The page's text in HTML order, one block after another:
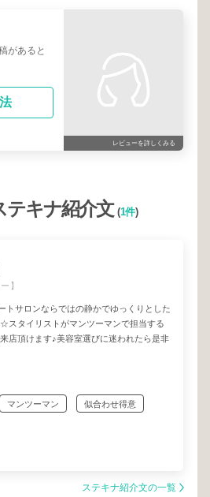
があると
レビューを詳しくみる
テキナ紹介文(1件)
】
サロンならではの静かでゆっくりとした
スタイリストがマンツーマンで担当する
店頂けます♪美容室選びに迷われたら是非
マンツーマン 似合わせ得意
ステキナ紹介文の一覧